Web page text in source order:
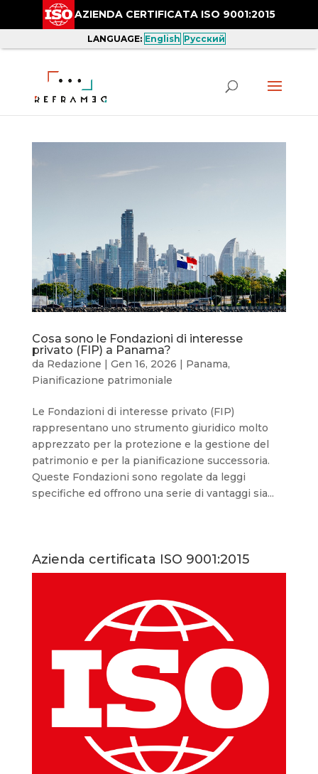
Cosa sono le Fondazioni di interesse
privato (FIP) a Panama?
da Redazione | Gen 16, 2026 | Panama,
Pianificazione patrimoniale
Le Fondazioni di interesse privato (FIP)
rappresentano uno strumento giuridico molto
apprezzato per la protezione e la gestione del
patrimonio e per la pianificazione successoria.
Queste Fondazioni sono regolate da leggi
specifiche ed offrono una serie di vantaggi sia...
Azienda certificata ISO 9001:2015
AZIENDA CERTIFICATA ISO 9001:2015
LANGUAGE: English Русский